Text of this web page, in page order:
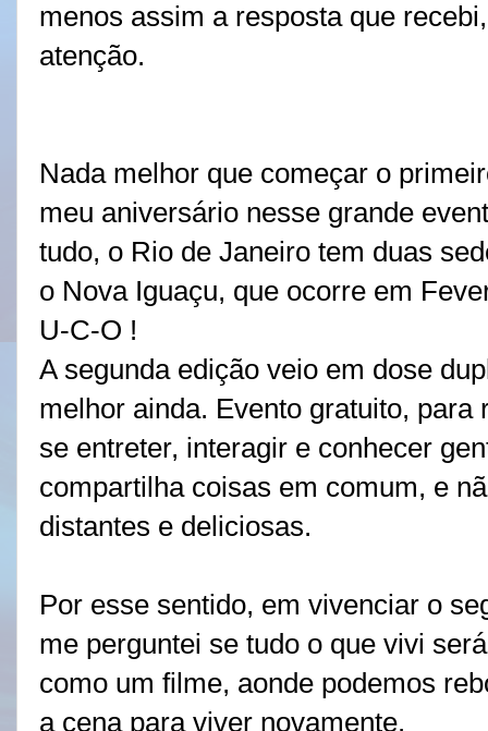
menos assim a resposta que
atenção.
Nada melhor que começar o
meu aniversário nesse grande
tudo, o Rio de Janeiro tem duas
o Nova Iguaçu, que ocorre em
U-C-O !
A segunda edição veio em dose
melhor ainda. Evento gratuito,
se entreter, interagir e conhecer
compartilha coisas em comum, e
distantes e deliciosas.
Por esse sentido, em vivenciar o
me perguntei se tudo o que vivi
como um filme, aonde podemos
a cena para viver novamente.